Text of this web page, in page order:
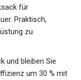
für
Praktisch,
zu
und bleiben Sie
um 30 % mit